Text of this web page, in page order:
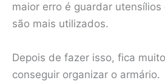
maior erro é guardar
são mais utilizados.
Depois de fazer isso, fica
conseguir organizar o armário.